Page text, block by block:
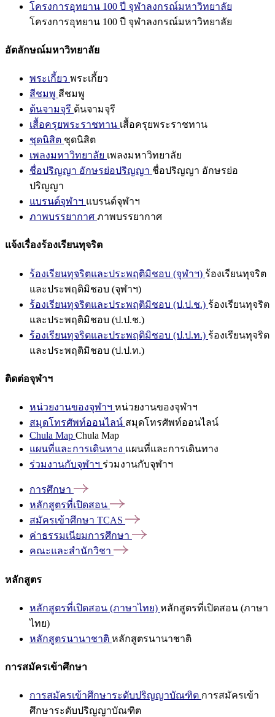
โครงการอุทยาน 100 ปี จุฬาลงกรณ์มหาวิทยาลัย
โครงการอุทยาน 100 ปี จุฬาลงกรณ์มหาวิทยาลัย
อัตลักษณ์มหาวิทยาลัย
พระเกี้ยว พระเกี้ยว
สีชมพู สีชมพู
ต้นจามจุรี ต้นจามจุรี
เสื้อครุยพระราชทาน เสื้อครุยพระราชทาน
ชุดนิสิต ชุดนิสิต
เพลงมหาวิทยาลัย เพลงมหาวิทยาลัย
ชื่อปริญญา อักษรย่อปริญญา ชื่อปริญญา อักษรย่อ
ปริญญา
แบรนด์จุฬาฯ แบรนด์จุฬาฯ
ภาพบรรยากาศ ภาพบรรยากาศ
แจ้งเรื่องร้องเรียนทุจริต
ร้องเรียนทุจริตและประพฤติมิชอบ (จุฬาฯ) ร้องเรียนทุจริต
และประพฤติมิชอบ (จุฬาฯ)
ร้องเรียนทุจริตและประพฤติมิชอบ (ป.ป.ช.) ร้องเรียนทุจริต
และประพฤติมิชอบ (ป.ป.ช.)
ร้องเรียนทุจริตและประพฤติมิชอบ (ป.ป.ท.) ร้องเรียนทุจริต
และประพฤติมิชอบ (ป.ป.ท.)
ติดต่อจุฬาฯ
หน่วยงานของจุฬาฯ หน่วยงานของจุฬาฯ
สมุดโทรศัพท์ออนไลน์ สมุดโทรศัพท์ออนไลน์
Chula Map Chula Map
แผนที่และการเดินทาง แผนที่และการเดินทาง
ร่วมงานกับจุฬาฯ ร่วมงานกับจุฬาฯ
การศึกษา
หลักสูตรที่เปิดสอน
สมัครเข้าศึกษา TCAS
ค่าธรรมเนียมการศึกษา
คณะและสำนักวิชา
หลักสูตร
หลักสูตรที่เปิดสอน (ภาษาไทย) หลักสูตรที่เปิดสอน (ภาษา
ไทย)
หลักสูตรนานาชาติ หลักสูตรนานาชาติ
การสมัครเข้าศึกษา
การสมัครเข้าศึกษาระดับปริญญาบัณฑิต การสมัครเข้า
ศึกษาระดับปริญญาบัณฑิต